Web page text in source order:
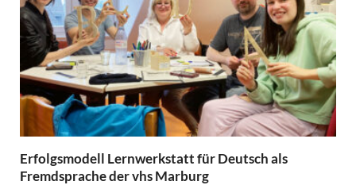
Erfolgsmodell Lernwerkstatt für Deutsch als
Fremdsprache der vhs Marburg